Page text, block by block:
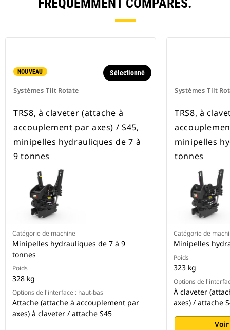
FRÉQUEMMENT COMPARÉS.
NOUVEAU
Systèmes Tilt Rotate
Sélectionné
TRS8, à claveter (attache à
accouplement par axes) / S45,
minipelles hydrauliques de 7 à
9 tonnes
Catégorie de machine
Minipelles hydrauliques de 7 à 9
tonnes
Poids
328 kg
Options de l'interface : haut-bas
Attache (attache à accouplement par
axes) à claveter / attache S45
Systèmes Tilt
TRS8, à
minipelles
tonnes
Catégorie de
Minipelles
Poids
323 kg
Options de
À claveter
axes) / attache